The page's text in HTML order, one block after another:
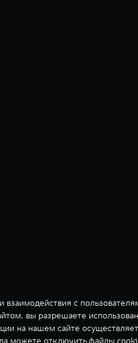
взаимодействия с
вы разрешаете
на нашем сайте
можете отключить файлы